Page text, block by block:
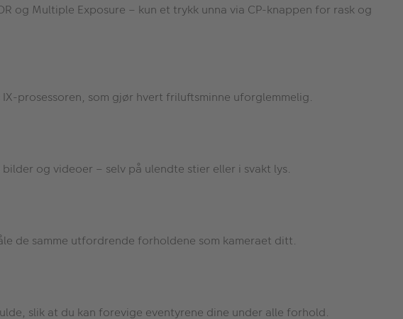
og Multiple Exposure – kun et trykk unna via CP-knappen for rask og
prosessoren, som gjør hvert friluftsminne uforglemmelig.
og videoer – selv på ulendte stier eller i svakt lys.
de samme utfordrende forholdene som kameraet ditt.
slik at du kan forevige eventyrene dine under alle forhold.